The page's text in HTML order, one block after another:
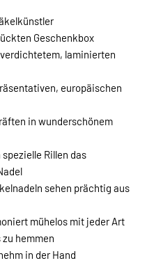
Geschenkbox
laminierten
europäischen
in wunderschönem
Rillen das
sehen prächtig aus
mühelos mit jeder Art
hemmen
in der Hand